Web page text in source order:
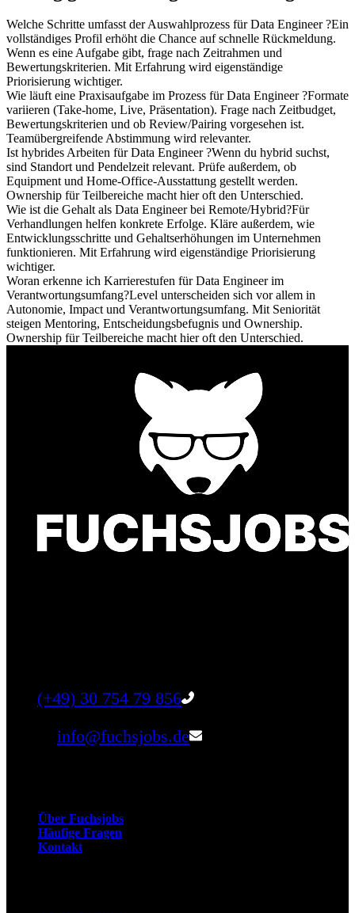
Welche Schritte umfasst der Auswahlprozess für Data Engineer ?Ein
vollständiges Profil erhöht die Chance auf schnelle Rückmeldung.
Wenn es eine Aufgabe gibt, frage nach Zeitrahmen und
Bewertungskriterien. Mit Erfahrung wird eigenständige
Priorisierung wichtiger.
Wie läuft eine Praxisaufgabe im Prozess für Data Engineer ?Formate
variieren (Take-home, Live, Präsentation). Frage nach Zeitbudget,
Bewertungskriterien und ob Review/Pairing vorgesehen ist.
Teamübergreifende Abstimmung wird relevanter.
Ist hybrides Arbeiten für Data Engineer ?Wenn du hybrid suchst,
sind Standort und Pendelzeit relevant. Prüfe außerdem, ob
Equipment und Home-Office-Ausstattung gestellt werden.
Ownership für Teilbereiche macht hier oft den Unterschied.
Wie ist die Gehalt als Data Engineer bei Remote/Hybrid?Für
Verhandlungen helfen konkrete Erfolge. Kläre außerdem, wie
Entwicklungsschritte und Gehaltserhöhungen im Unternehmen
funktionieren. Mit Erfahrung wird eigenständige Priorisierung
wichtiger.
Woran erkenne ich Karrierestufen für Data Engineer im
Verantwortungsumfang?Level unterscheiden sich vor allem in
Autonomie, Impact und Verantwortungsumfang. Mit Seniorität
steigen Mentoring, Entscheidungsbefugnis und Ownership.
Ownership für Teilbereiche macht hier oft den Unterschied.
(+49) 30 754 79 856
info@fuchsjobs.de
Über Fuchsjobs
Häufige Fragen
Kontakt